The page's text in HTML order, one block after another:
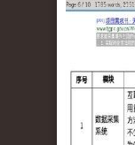
tu_4.jpg